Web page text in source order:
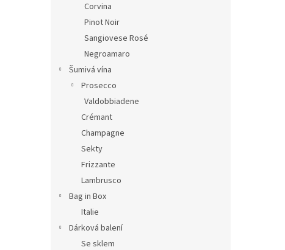
Corvina
Pinot Noir
Sangiovese Rosé
Negroamaro
Šumivá vína
Prosecco
Valdobbiadene
Crémant
Champagne
Sekty
Frizzante
Lambrusco
Bag in Box
Italie
Dárková balení
Se sklem